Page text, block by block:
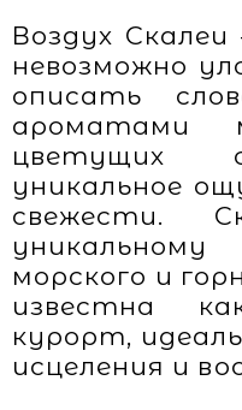
Воздух
невозможно
описать
ароматами
цветущих
уникальное
свежести.
морского и
известна
курорт,
исцеления и